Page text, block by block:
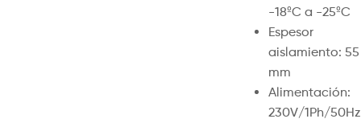
-18ºC a -25ºC
Espesor
aislamiento: 55
mm
Alimentación:
230V/1Ph/50Hz